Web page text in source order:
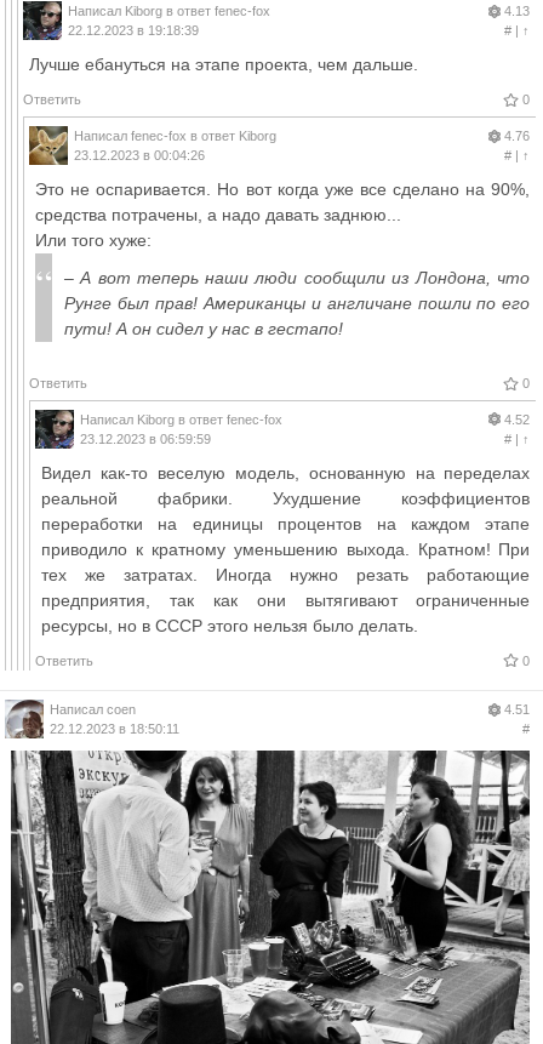
Написал Kiborg в ответ fenec-fox
22.12.2023 в 19:18:39
4.13
#| ↑
Лучше ебануться на этапе проекта, чем дальше.
Ответить 0
Написал fenec-fox в ответ Kiborg
23.12.2023 в 00:04:26
4.76
#| ↑
Это не оспаривается. Но вот когда уже все сделано на 90%,
средства потрачены, а надо давать заднюю...
Или того хуже:
– А вот теперь наши люди сообщили из Лондона, что
Рунге был прав! Американцы и англичане пошли по его
пути! А он сидел у нас в гестапо!
Ответить 0
Написал Kiborg в ответ fenec-fox
23.12.2023 в 06:59:59
4.52
#| ↑
Видел как-то веселую модель, основанную на переделах
реальной фабрики. Ухудшение коэффициентов
переработки на единицы процентов на каждом этапе
приводило к кратному уменьшению выхода. Кратном! При
тех же затратах. Иногда нужно резать работающие
предприятия, так как они вытягивают ограниченные
ресурсы, но в СССР этого нельзя было делать.
Ответить 0
Написал coen
22.12.2023 в 18:50:11
4.51
#